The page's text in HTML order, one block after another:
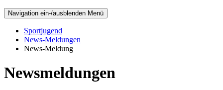
Navigation ein-/ausblenden Menü
Sportjugend
News-Meldungen
News-Meldung
Newsmeldungen